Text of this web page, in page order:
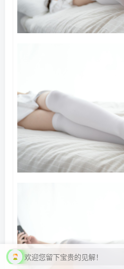
欢迎您留下宝贵的见解！